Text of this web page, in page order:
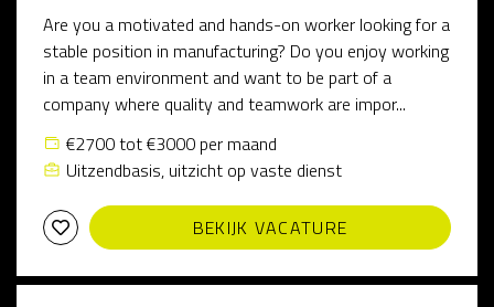
Are you a motivated and hands-on worker looking for a
stable position in manufacturing? Do you enjoy working
in a team environment and want to be part of a
company where quality and teamwork are impor...
€2700 tot €3000 per maand
Uitzendbasis, uitzicht op vaste dienst
BEKIJK VACATURE